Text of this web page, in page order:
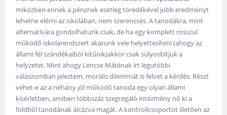
miközben ennek a pénznek esetleg töredékével jobb eredményt
lehetne elérni az iskolában, nem szerencsés. A tanodákra, mint
alternatívára gondolhatunk csak, de ha egy komplett rosszul
működő iskolarendszert akarunk vele helyettesíteni (ahogy az
állami fél szándékaiból kitűnik)akkor csak súlyosbítjuk a
helyzetet. Mint ahogy Lencse Máténak írt legutóbbi
válaszomban jeleztem, morális dilemmát is felvet a kérdés. Részt
vehet-e az a néhány jól működő tanoda egy olyan állami
kísérletben, amiben többszáz szegregáló intézmény nő ki a
földből tanodának álcázva magát. A kontrollcsoportot illetően az